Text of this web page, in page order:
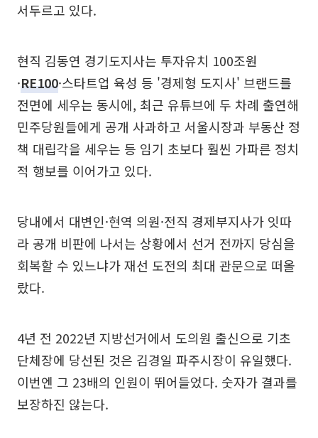
서두르고 있다.
현직 김동연 경기도지사는 투자유치 100조원
·RE100·스타트업 육성 등 '경제형 도지사' 브랜드를
전면에 세우는 동시에, 최근 유튜브에 두 차례 출연해
민주당원들에게 공개 사과하고 서울시장과 부동산 정
책 대립각을 세우는 등 임기 초보다 훨씬 가파른 정치
적 행보를 이어가고 있다.
당내에서 대변인·현역 의원·전직 경제부지사가 잇따
라 공개 비판에 나서는 상황에서 선거 전까지 당심을
회복할 수 있느냐가 재선 도전의 최대 관문으로 떠올
랐다.
4년 전 2022년 지방선거에서 도의원 출신으로 기초
단체장에 당선된 것은 김경일 파주시장이 유일했다.
이번엔 그 23배의 인원이 뛰어들었다. 숫자가 결과를
보장하진 않는다.